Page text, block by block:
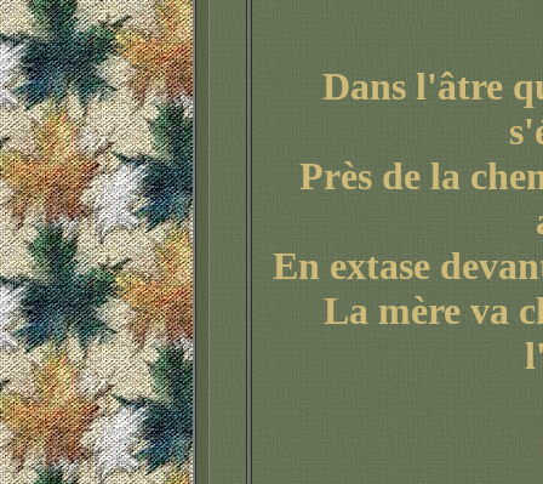
Dans l'âtre
Près de la
En extase
La mère va